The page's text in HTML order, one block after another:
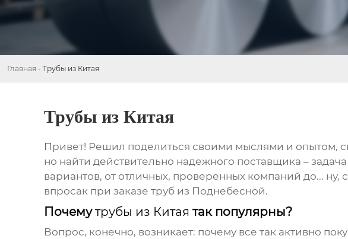
Главная - Трубы из Китая
Трубы из Китая
Привет! Решил поделиться своими мыслями и опытом,
но найти действительно надежного поставщика –
вариантов, от отличных, проверенных компаний до...
впросак при заказе трубиз Поднебесной.
Почемутрубы из Китая так популярны?
Вопрос, конечно, возникает: почему все так активно